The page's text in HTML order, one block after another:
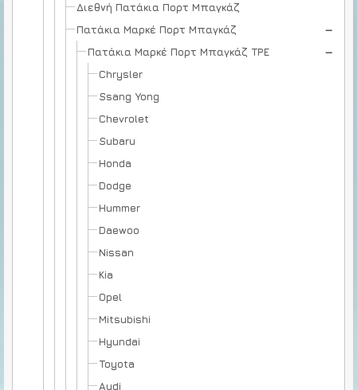
Διεθνή Πατάκια Πορτ Μπαγκάζ
Πατάκια Μαρκέ Πορτ Μπαγκάζ
Πατάκια Μαρκέ Πορτ Μπαγκάζ TPE
Chrysler
Ssang Yong
Chevrolet
Subaru
Honda
Dodge
Hummer
Daewoo
Nissan
Kia
Opel
Mitsubishi
Hyundai
Toyota
Audi